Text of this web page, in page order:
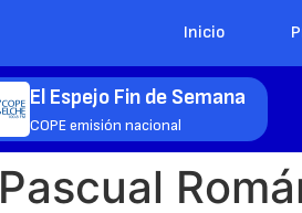
Inicio
El Espejo Fin de Semana
COPE emisión nacional
Pascual